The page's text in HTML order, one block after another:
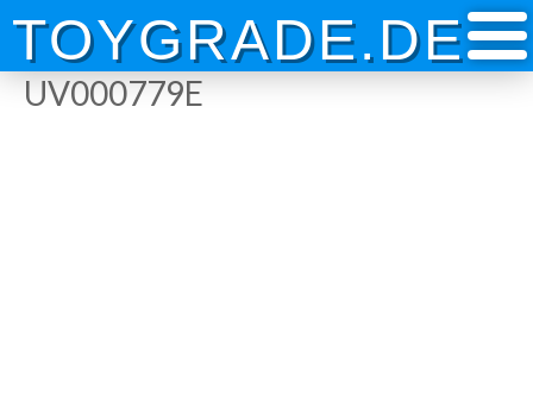
Skip
content
TOYGRADE.DE
UV000779E